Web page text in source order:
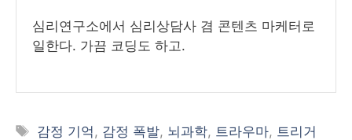
심리연구소에서 심리상담사 겸 콘텐츠 마케터로
일한다. 가끔 코딩도 하고.
태
감정 기억 , 감정 폭발, 뇌과학, 트라우마, 트리거